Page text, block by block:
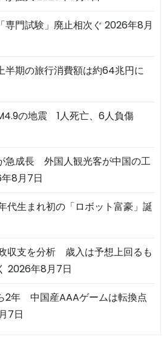
専門試験」廃止相次ぐ 2026年8月
半期の旅行消費額は約64兆円に
の地震 1人死亡、6人負傷
急成長 外国人観光客が中国の工
8月7日
代生まれ初の「ロボット富豪」誕
収支を分析 歳入は予想上回るも
2026年8月7日
2年 中国産AAAゲームは転換点
7日